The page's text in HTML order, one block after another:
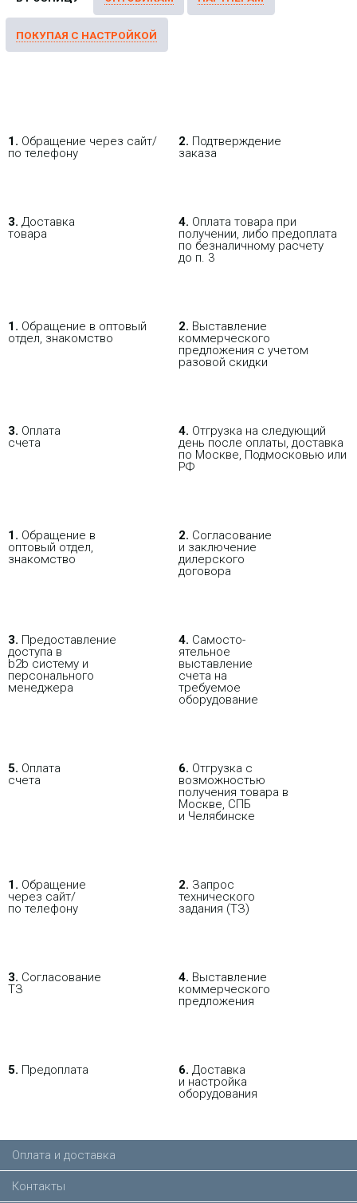
8S (8FXS)
Цена:14 979.02 р.
-
G508
16 553.44 р.
i
Yeastar TA3200 - VOIP
шлюз, 32 FXS порта
46 320.98 р. 57
VoIP-шлюз на 16 портов
FXO Yeastar TA1610
КУПИТЬ
i
VoIP-шлюз OpenVox MAG1000-16S
(16FXS), SIP, Ethernet порты - 2 *
В РОЗНИЦУ ОПТОВИКАМ ПАРТНЕРАМ
1. Обращение через сайт/
по телефону
2. Подтверждение
заказа
3. Доставка
товара
4. Оплата товара при
получении, либо предоплата
по безналичному расчету
до п. 3
1. Обращение в оптовый
отдел, знакомство
2. Выставление
коммерческого
предложения с учетом
разовой скидки
3. Оплата
счета
4. Отгрузка на следующий
день после оплаты, доставка
по Москве, Подмосковью или
РФ
1. Обращение в
оптовый отдел,
знакомство
2. Согласование
и заключение
дилерского
договора
3. Пре­до­ста­вле­ние
доступа в
b2b систему и
персо­нального
мене­джера
4. Само­сто­-
ятель­ное
выставление
счета на
требуемое
оборудование
5. Оплата
счета
6. Отгрузка с
возможностью
получения товара в
Москве, СПБ
и Челябинске
1. Обращение
через сайт/
по телефону
2. Запрос
технического
задания (ТЗ)
3. Согласование
ТЗ
4. Выставление
коммерческого
предложения
5. Предоплата 6. Доставка
и настройка
оборудования
Оплата и доставка
Контакты